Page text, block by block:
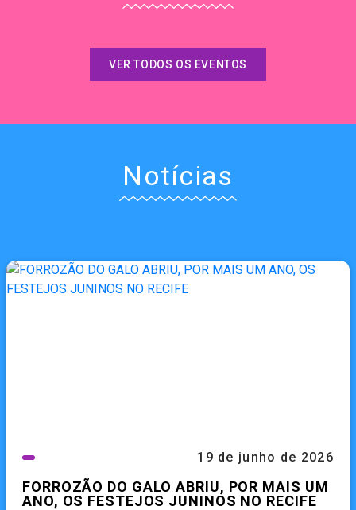
VER TODOS OS EVENTOS
Notícias
19 de junho de 2026
FORROZÃO DO GALO ABRIU, POR MAIS UM
ANO, OS FESTEJOS JUNINOS NO RECIFE